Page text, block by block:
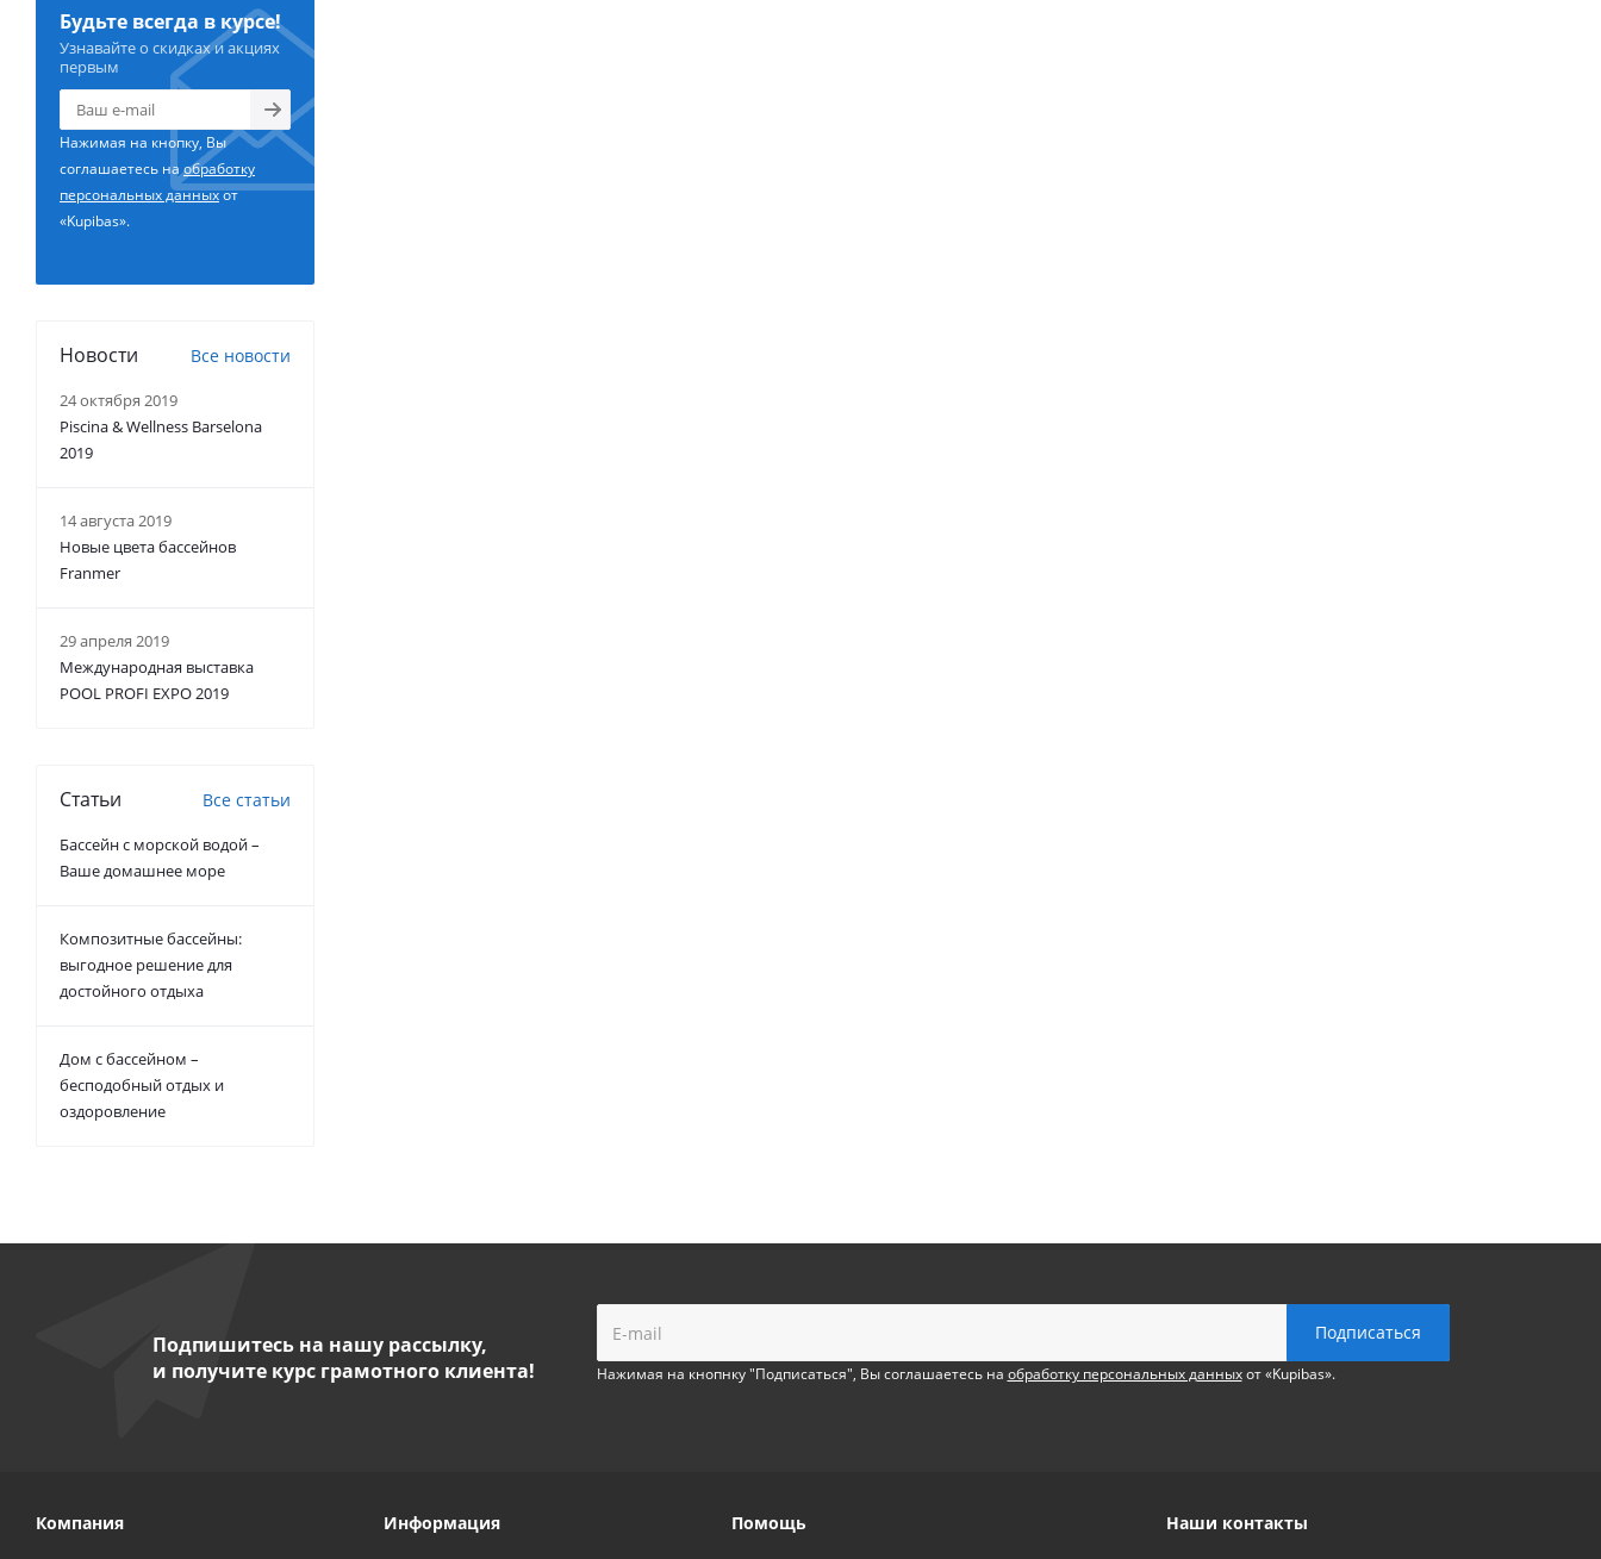
Будьте всегда в курсе!
Узнавайте о скидках и акциях
первым
Нажимая на кнопку, Вы
соглашаетесь наобработку
персональных данныхот
«Kupibas».
Новости Все новости
24 октября 2019
Piscina & Wellness Barselona
2019
14 августа 2019
Новые цвета бассейнов
Franmer
29 апреля 2019
Международная выставка
POOL PROFI EXPO 2019
Статьи Все статьи
Бассейн с морской водой –
Ваше домашнее море
Композитные бассейны:
выгодное решение для
достойного отдыха
Дом с бассейном –
бесподобный отдых и
оздоровление
Подпишитесь на нашу рассылку,
и получите курс грамотного клиента!
Нажимая на кнопнку "Подписаться", Вы соглашаетесь на обработку персональных данныхот «Kupibas».
Компания Информация Помощь Наши контакты